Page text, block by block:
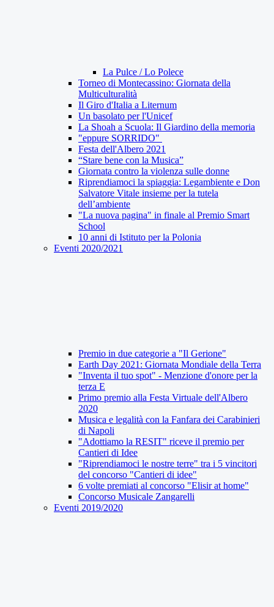
La Pulce / Lo Polece
Torneo di Montecassino: Giornata della
Multiculturalità
Il Giro d'Italia a Liternum
Un basolato per l'Unicef
La Shoah a Scuola: Il Giardino della memoria
"eppure SORRIDO"
Festa dell'Albero 2021
“Stare bene con la Musica”
Giornata contro la violenza sulle donne
Riprendiamoci la spiaggia: Legambiente e Don
Salvatore Vitale insieme per la tutela
dell’ambiente
"La nuova pagina" in finale al Premio Smart
School
10 anni di Istituto per la Polonia
Eventi 2020/2021
Premio in due categorie a "Il Gerione"
Earth Day 2021: Giornata Mondiale della Terra
"Inventa il tuo spot" - Menzione d'onore per la
terza E
Primo premio alla Festa Virtuale dell'Albero
2020
Musica e legalità con la Fanfara dei Carabinieri
di Napoli
"Adottiamo la RESIT" riceve il premio per
Cantieri di Idee
"Riprendiamoci le nostre terre" tra i 5 vincitori
del concorso "Cantieri di idee"
6 volte premiati al concorso "Elisir at home"
Concorso Musicale Zangarelli
Eventi 2019/2020